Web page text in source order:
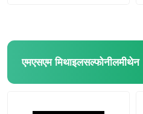
एमएसएम मिथाइलसल्फोनीलमीथेन